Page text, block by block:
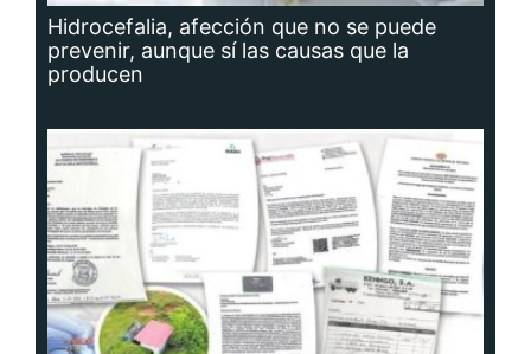
Hidrocefalia, afección que no se puede
prevenir, aunque sí las causas que la
producen